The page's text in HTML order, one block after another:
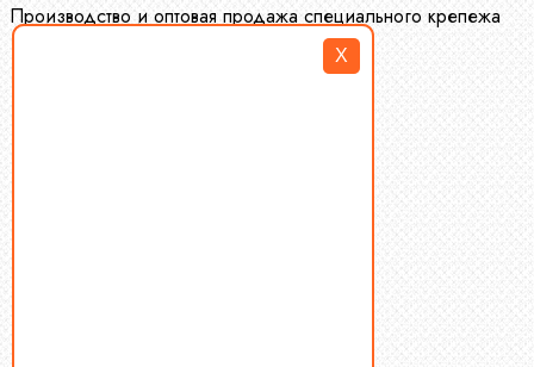
X
Производство и оптовая продажа специального крепежа